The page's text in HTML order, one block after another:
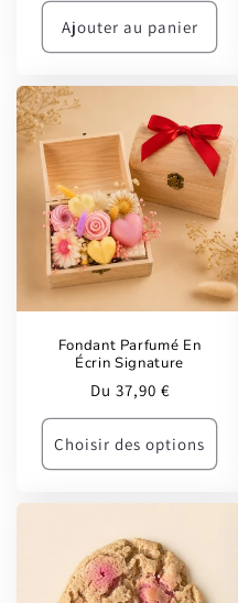
Ajouter au panier
Fondant Parfumé En
Écrin Signature
Prix
habituel
Du 37,90 €
Choisir des options